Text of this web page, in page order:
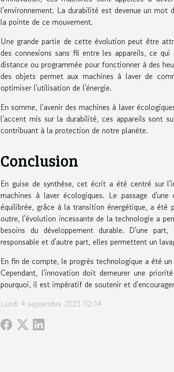
l'environnement. La durabilité est devenue un
la pointe de ce mouvement.
Une grande partie de cette évolution peut être
des connexions sans fil entre les appareils, ce
distance ou programmée pour fonctionner à des
des objets permet aux machines à laver de
optimiser l'utilisation de l'énergie.
En somme, l'avenir des machines à laver
l'accent mis sur la durabilité, ces appareils sont
contribuant à la protection de notre planète.
Conclusion
En guise de synthèse, cet écrit a été centré sur
machines à laver écologiques. Le passage
équilibrée, grâce à la transition énergétique, a été
outre, l'évolution incessante de la technologie a
besoins du développement durable. D'une
responsable et d'autre part, elles permettent un
En fin de compte, le progrès technologique a été
Cependant, l'innovation doit demeurer une
pourquoi, il est impératif de soutenir et
Lundi 4 septembre 2023 02:14